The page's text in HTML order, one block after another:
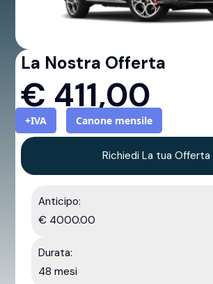
La Nostra Offerta
€ 411,00
+IVA Canone mensile
Richiedi La tua Offerta
Anticipo:
€ 4000.00
Durata:
48 mesi